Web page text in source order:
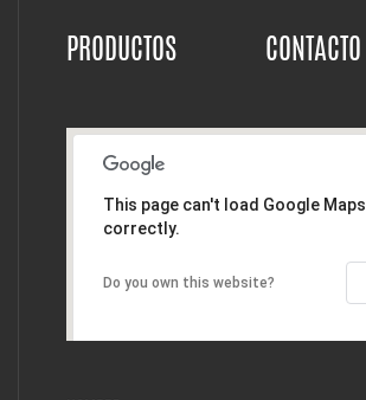
PRODUCTOS CONTACTO
This page can't load Google Maps
correctly.
Do you own this website?